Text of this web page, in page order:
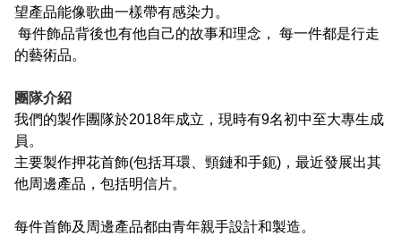
望產品能像歌曲一樣帶有感染力。
每件飾品背後也有他自己的故事和理念， 每一件都是行走
的藝術品。
團隊介紹
我們的製作團隊於2018年成立，現時有9名初中至大專生成
員。
主要製作押花首飾(包括耳環、頸鏈和手鈪)，最近發展出其
他周邊產品，包括明信片。
每件首飾及周邊產品都由青年親手設計和製造。